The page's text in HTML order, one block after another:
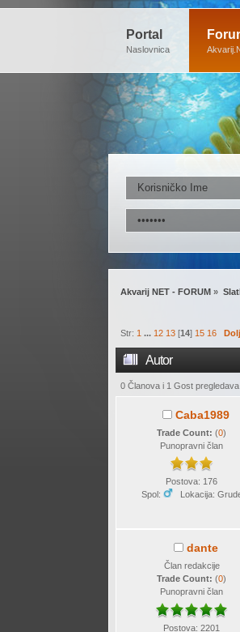
Portal
Naslovnica
Akvarij NET - FORUM »
Str: 1 ... 12 13[14] 15 16
Autor
0 Članova i 1 Gost pregledava
Caba1989
Trade Count:(0)
Punopravni član
Postova: 176
Spol:
Lokacija:
dante
Član redakcije
Trade Count:(0)
Punopravni član
Postova: 2201